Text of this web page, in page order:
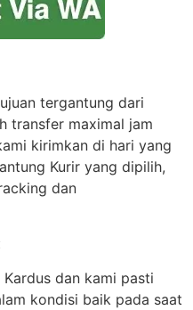
tergantung dari
transfer maximal jam
kirimkan di hari yang
Kurir yang dipilih,
dan
dan kami pasti
kondisi baik pada saat